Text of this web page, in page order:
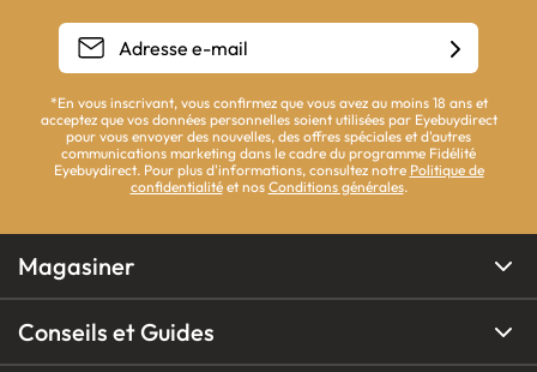
*En vous inscrivant, vous confirmez que vous avez au moins 18 ans et
acceptez que vos données personnelles soient utilisées par Eyebuydirect
pour vous envoyer des nouvelles, des offres spéciales et d'autres
communications marketing dans le cadre du programme Fidélité
Eyebuydirect. Pour plus d'informations, consultez notre Politique de
confidentialitéet nos Conditions générales.
Magasiner
Conseils et Guides